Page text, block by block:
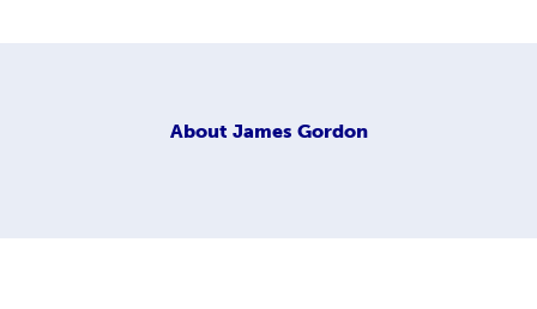
About James Gordon